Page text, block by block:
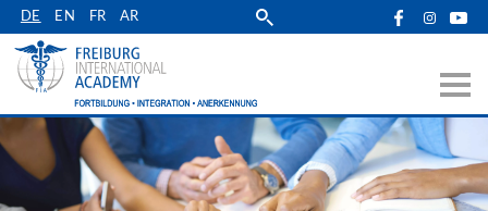
Zur
springen
DE EN FR AR